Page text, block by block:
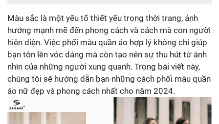
Màu sắc là một yếu tố thiết yếu trong thời trang, ảnh
hưởng mạnh mẽ đến phong cách và cách mà con người
hiện diện. Việc phối màu quần áo hợp lý không chỉ giúp
bạn tôn lên vóc dáng mà còn tạo nên sự thu hút từ ánh
nhìn của những người xung quanh. Trong bài viết này,
chúng tôi sẽ hướng dẫn bạn những cách phối màu quần
áo nữ đẹp và phong cách nhất cho năm 2024.